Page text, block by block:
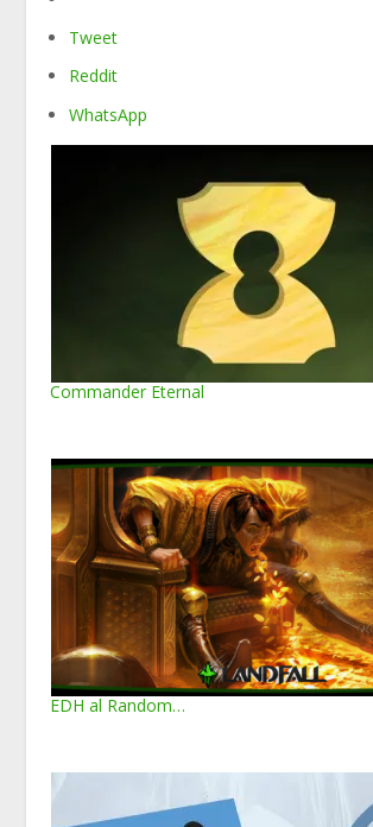
Tweet
Reddit
WhatsApp
Commander Eternal
EDH al Random…